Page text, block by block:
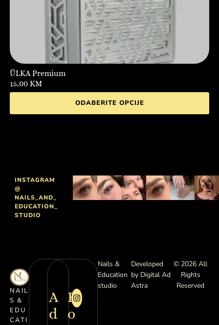
ÜLKA Premium
15,00 KM
ODABERITE OPCIJE
INSTAGRAM
@
NAILS_AND_
EDUCATION_
STUDIO
A
d
NAIL
S &
EDU
CATI
K
o
Nails &
Education
studio
Developed
by Digital Ad
Astra
© 2026 All
Rights
Reserved